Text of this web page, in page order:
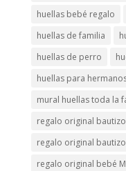
huellas bebé regalo
huellas de familia
huellas de perro
huellas para
mural huellas toda la
regalo original bautizo
regalo original
regalo original bebé